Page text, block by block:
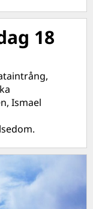
18
Ismael